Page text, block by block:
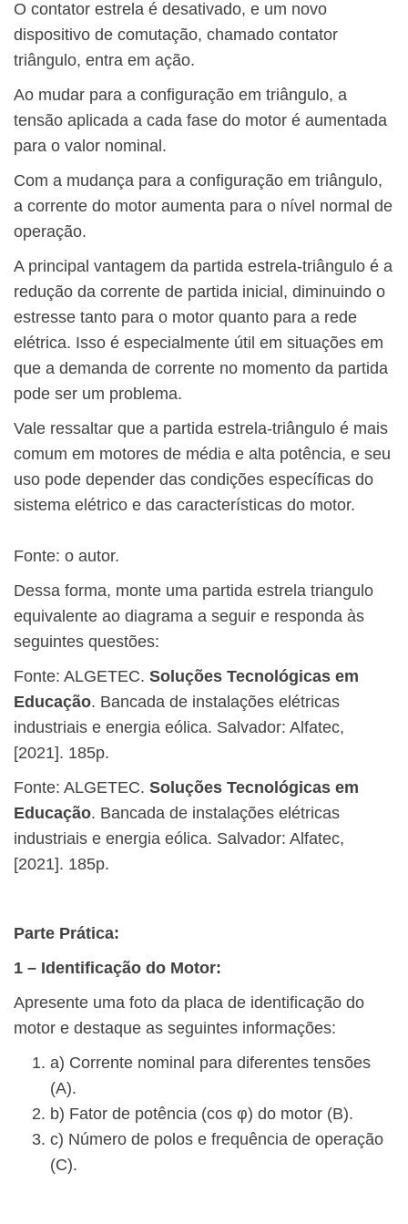
O contator estrela é desativado, e um novo
dispositivo de comutação, chamado contator
triângulo, entra em ação.
Ao mudar para a configuração em triângulo, a
tensão aplicada a cada fase do motor é aumentada
para o valor nominal.
Com a mudança para a configuração em triângulo,
a corrente do motor aumenta para o nível normal de
operação.
A principal vantagem da partida estrela-triângulo é a
redução da corrente de partida inicial, diminuindo o
estresse tanto para o motor quanto para a rede
elétrica. Isso é especialmente útil em situações em
que a demanda de corrente no momento da partida
pode ser um problema.
Vale ressaltar que a partida estrela-triângulo é mais
comum em motores de média e alta potência, e seu
uso pode depender das condições específicas do
sistema elétrico e das características do motor.
Fonte: o autor.
Dessa forma, monte uma partida estrela triangulo
equivalente ao diagrama a seguir e responda às
seguintes questões:
Fonte: ALGETEC. Soluções Tecnológicas em
Educação. Bancada de instalações elétricas
industriais e energia eólica. Salvador: Alfatec,
[2021]. 185p.
Fonte: ALGETEC. Soluções Tecnológicas em
Educação. Bancada de instalações elétricas
industriais e energia eólica. Salvador: Alfatec,
[2021]. 185p.
Parte Prática:
1 – Identificação do Motor:
Apresente uma foto da placa de identificação do
motor e destaque as seguintes informações:
a) Corrente nominal para diferentes tensões
(A).
b) Fator de potência (cos φ) do motor (B).
c) Número de polos e frequência de operação
(C).